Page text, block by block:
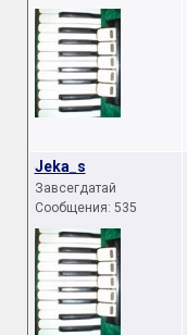
Jeka_s
Завсегдатай
Сообщения: 535